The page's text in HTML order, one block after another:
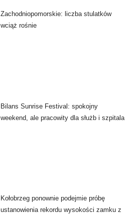
Zachodniopomorskie: liczba stulatków
wciąż rośnie
Bilans Sunrise Festival: spokojny
weekend, ale pracowity dla służb i szpitala
Kołobrzeg ponownie podejmie próbę
ustanowienia rekordu wysokości zamku z